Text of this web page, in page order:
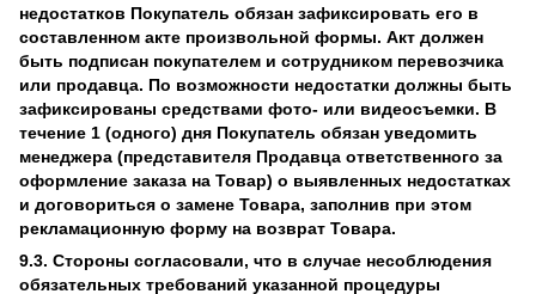
недостатков Покупатель обязан зафиксировать его в
составленном акте произвольной формы. Акт должен
быть подписан покупателем и сотрудником перевозчика
или продавца. По возможности недостатки должны быть
зафиксированы средствами фото- или видеосъемки. В
течение 1 (одного) дня Покупатель обязан уведомить
менеджера (представителя Продавца ответственного за
оформление заказа на Товар) о выявленных недостатках
и договориться о замене Товара, заполнив при этом
рекламационную форму на возврат Товара.
9.3. Стороны согласовали, что в случае несоблюдения
обязательных требований указанной процедуры